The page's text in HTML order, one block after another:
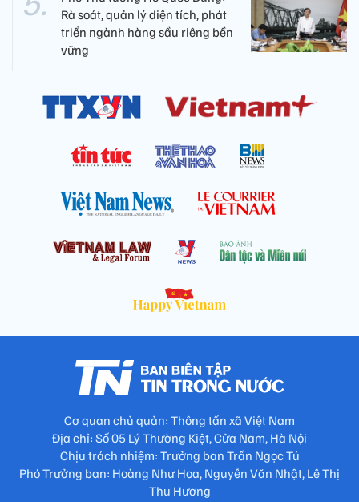
Rà soát, quản lý diện tích, phát
triển ngành hàng sầu riêng bền
vững
Cơ quan chủ quản: Thông tấn xã Việt Nam
Địa chỉ: Số 05 Lý Thường Kiệt, Cửa Nam, Hà Nội
Chịu trách nhiệm: Trưởng ban Trần Ngọc Tú
Phó Trưởng ban: Hoàng Như Hoa, Nguyễn Văn Nhật, Lê Thị
Thu Hương